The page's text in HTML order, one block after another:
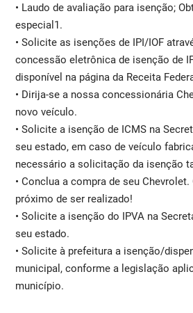
• Laudo de avaliação para isenção;
especial1.
• Solicite as isenções de IPI/IOF
concessão eletrônica de isenção de
disponível na página da Receita
• Dirija-se a nossa concessionária
novo veículo.
• Solicite a isenção de ICMS na
seu estado, em caso de veículo
necessário a solicitação da isenção
• Conclua a compra de seu
próximo de ser realizado!
• Solicite a isenção do IPVA na
seu estado.
• Solicite à prefeitura a isenção/
municipal, conforme a legislação
município.